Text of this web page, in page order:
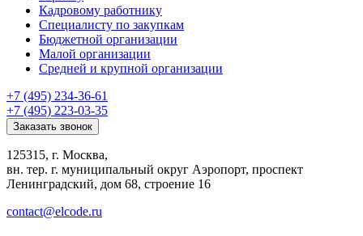
Кадровому работнику
Специалисту по закупкам
Бюджетной организации
Малой организации
Средней и крупной организации
+7 (495) 234-36-61
+7 (495) 223-03-35
Заказать звонок
125315, г. Москва,
вн. тер. г. муниципальный округ Аэропорт, проспект
Ленинградский, дом 68, строение 16
contact@elcode.ru